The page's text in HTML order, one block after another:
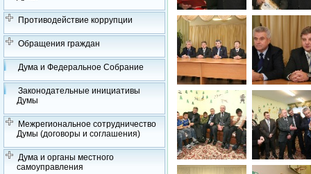
Противодействие коррупции
Обращения граждан
Дума и Федеральное Собрание
Законодательные инициативы
Думы
Межрегиональное сотрудничество
Думы (договоры и соглашения)
Дума и органы местного
самоуправления